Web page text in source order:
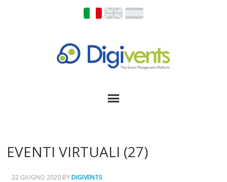
EVENTI VIRTUALI (27)
22 GIUGNO 2020 BYDIGIVENTS